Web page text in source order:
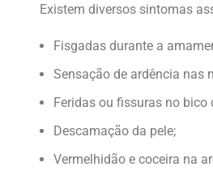
Existem diversos sintomas
Fisgadas durante a
Sensação de ardência nas
Feridas ou fissuras no bico
Descamação da pele;
Vermelhidão e coceira na